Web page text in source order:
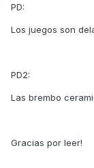
PD:
Los juegos son
PD2:
Las brembo
Gracias por leer!